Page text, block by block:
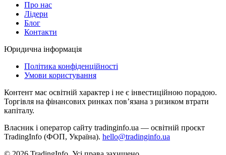
Про нас
Лідери
Блог
Контакти
Юридична інформація
Політика конфіденційності
Умови користування
Контент має освітній характер і не є інвестиційною порадою.
Торгівля на фінансових ринках повʼязана з ризиком втрати
капіталу.
Власник і оператор сайту tradinginfo.ua — освітній проєкт
TradingInfo (ФОП, Україна). hello@tradinginfo.ua